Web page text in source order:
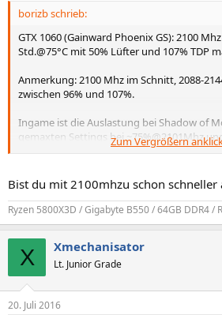
borizb schrieb:
GTX 1060 (Gainward Phoenix GS): 2100
Std.@75°C mit 50% Lüfter und 107% TDP
Anmerkung: 2100 Mhz im Schnitt, 2088-
zwischen 96% und 107%.
Ingame ist die Auslastung bei Shadow of
gemaxten Settings bei ~75%@2101Mhz
Antialiasing nicht zu funktionieren
oder ich mach da irgendwo nen Fehler.
oder einer anderen Einstellung,
ich hab mich da noch nicht eingelesen.
Treiber Update besser.
Achja, nett fand ich auch, dass das Geforce
es keine optimalen Einstellungen
für die Spiele vornehmen kann, weils die
anderen Reitern sagt es aber, dass
Zum Vergrößern
Bist du mit 2100mhzu schon schneller
Ryzen 5800X3D / Gigabyte B550 / 64GB DDR4 /
X Xmechanisator
Lt. Junior Grade
20. Juli 2016